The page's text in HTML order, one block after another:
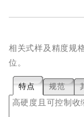
相关式样及精度规
位。
特点 规范
高硬度且可控制收